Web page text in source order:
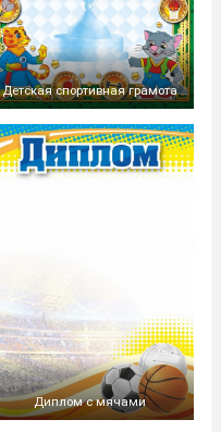
Детская спортивная грамота
Диплом с мячами